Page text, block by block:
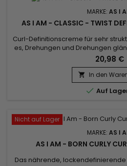
MARKE: AS I
AS I AM - CLASSIC - TWIST
Curl-Definitionscreme für sehr
es, Drehungen und Drehungen
machen. Angereichert mit
Bete-Extrakt stimuliert As I Am
Haarwachstum, spendet
As I Am Curl Defining Cream
20,98 €
 In den
 Auf
Nicht auf Lager
MARKE: AS I
AS I AM - BORN CURLY
Das nährende, lockendefinierende